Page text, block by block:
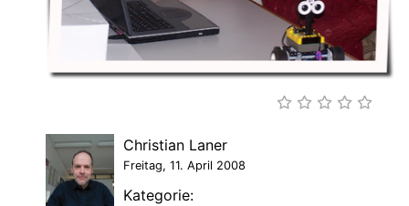
Christian Laner
Freitag, 11. April 2008
Kategorie: